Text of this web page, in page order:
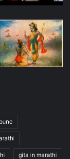
gita in marathi